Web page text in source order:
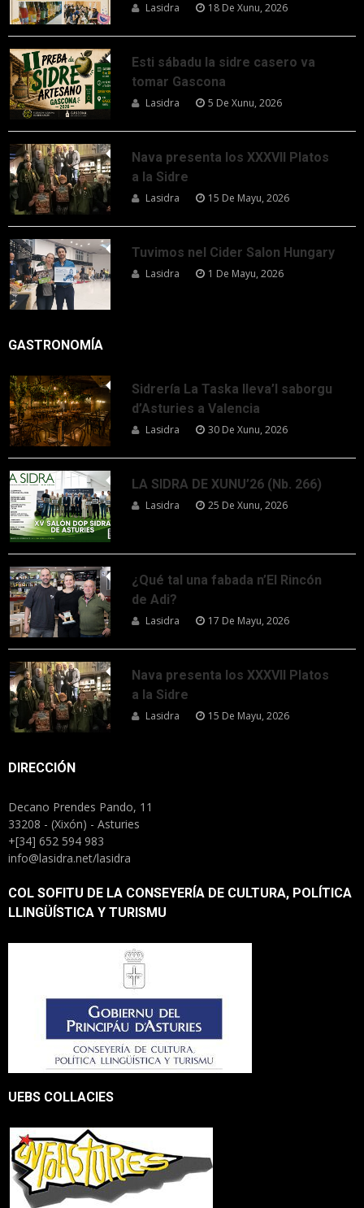
Lasidra 18 De Xunu, 2026
Esti sábadu la sidre casero va
tomar Gascona
Lasidra 5 De Xunu, 2026
Nava presenta los XXXVII Platos
a la Sidre
Lasidra 15 De Mayu, 2026
Tuvimos nel Cider Salon Hungary
Lasidra 1 De Mayu, 2026
GASTRONOMÍA
Sidrería La Taska lleva’l saborgu
d’Asturies a Valencia
Lasidra 30 De Xunu, 2026
LA SIDRA DE XUNU’26 (Nb. 266)
Lasidra 25 De Xunu, 2026
¿Qué tal una fabada n’El Rincón
de Adi?
Lasidra 17 De Mayu, 2026
Nava presenta los XXXVII Platos
a la Sidre
Lasidra 15 De Mayu, 2026
DIRECCIÓN
Decano Prendes Pando, 11
33208 - (Xixón) - Asturies
+[34] 652 594 983
info@lasidra.net/lasidra
COL SOFITU DE LA CONSEYERÍA DE CULTURA, POLÍTICA
LLINGÜÍSTICA Y TURISMU
UEBS COLLACIES